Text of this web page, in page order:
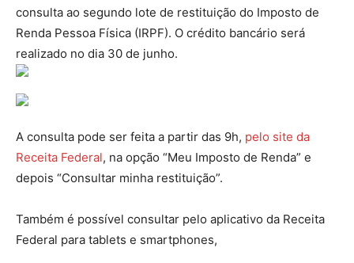
consulta ao segundo lote de restituição do Imposto de
Renda Pessoa Física (IRPF). O crédito bancário será
realizado no dia 30 de junho.
A consulta pode ser feita a partir das 9h, pelo site da
Receita Federal, na opção “Meu Imposto de Renda” e
depois “Consultar minha restituição”.
Também é possível consultar pelo aplicativo da Receita
Federal para tablets e smartphones,